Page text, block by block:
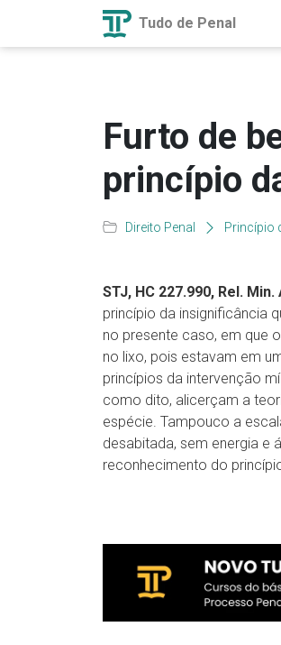
Tudo de Penal
Furto de
princípio
Direito Penal Princípio
STJ, HC 227.990, Rel.
princípio da insignificância
no presente caso, em que
no lixo, pois estavam em
princípios da intervenção
como dito, alicerçam a
espécie. Tampouco a
desabitada, sem energia e
reconhecimento do